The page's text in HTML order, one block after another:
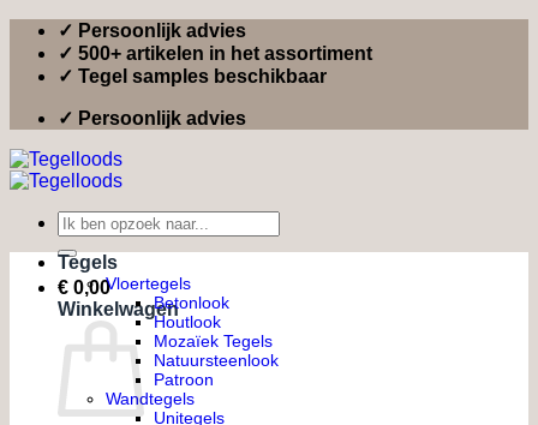
naar
inhoud
✓ Persoonlijk advies
✓ 500+ artikelen in het assortiment
✓ Tegel samples beschikbaar
✓ Persoonlijk advies
Zoeken
naar:
€ 0,00
Winkelwagen
Tegels
Vloertegels
Betonlook
Houtlook
Mozaïek Tegels
Natuursteenlook
Patroon
Wandtegels
Unitegels